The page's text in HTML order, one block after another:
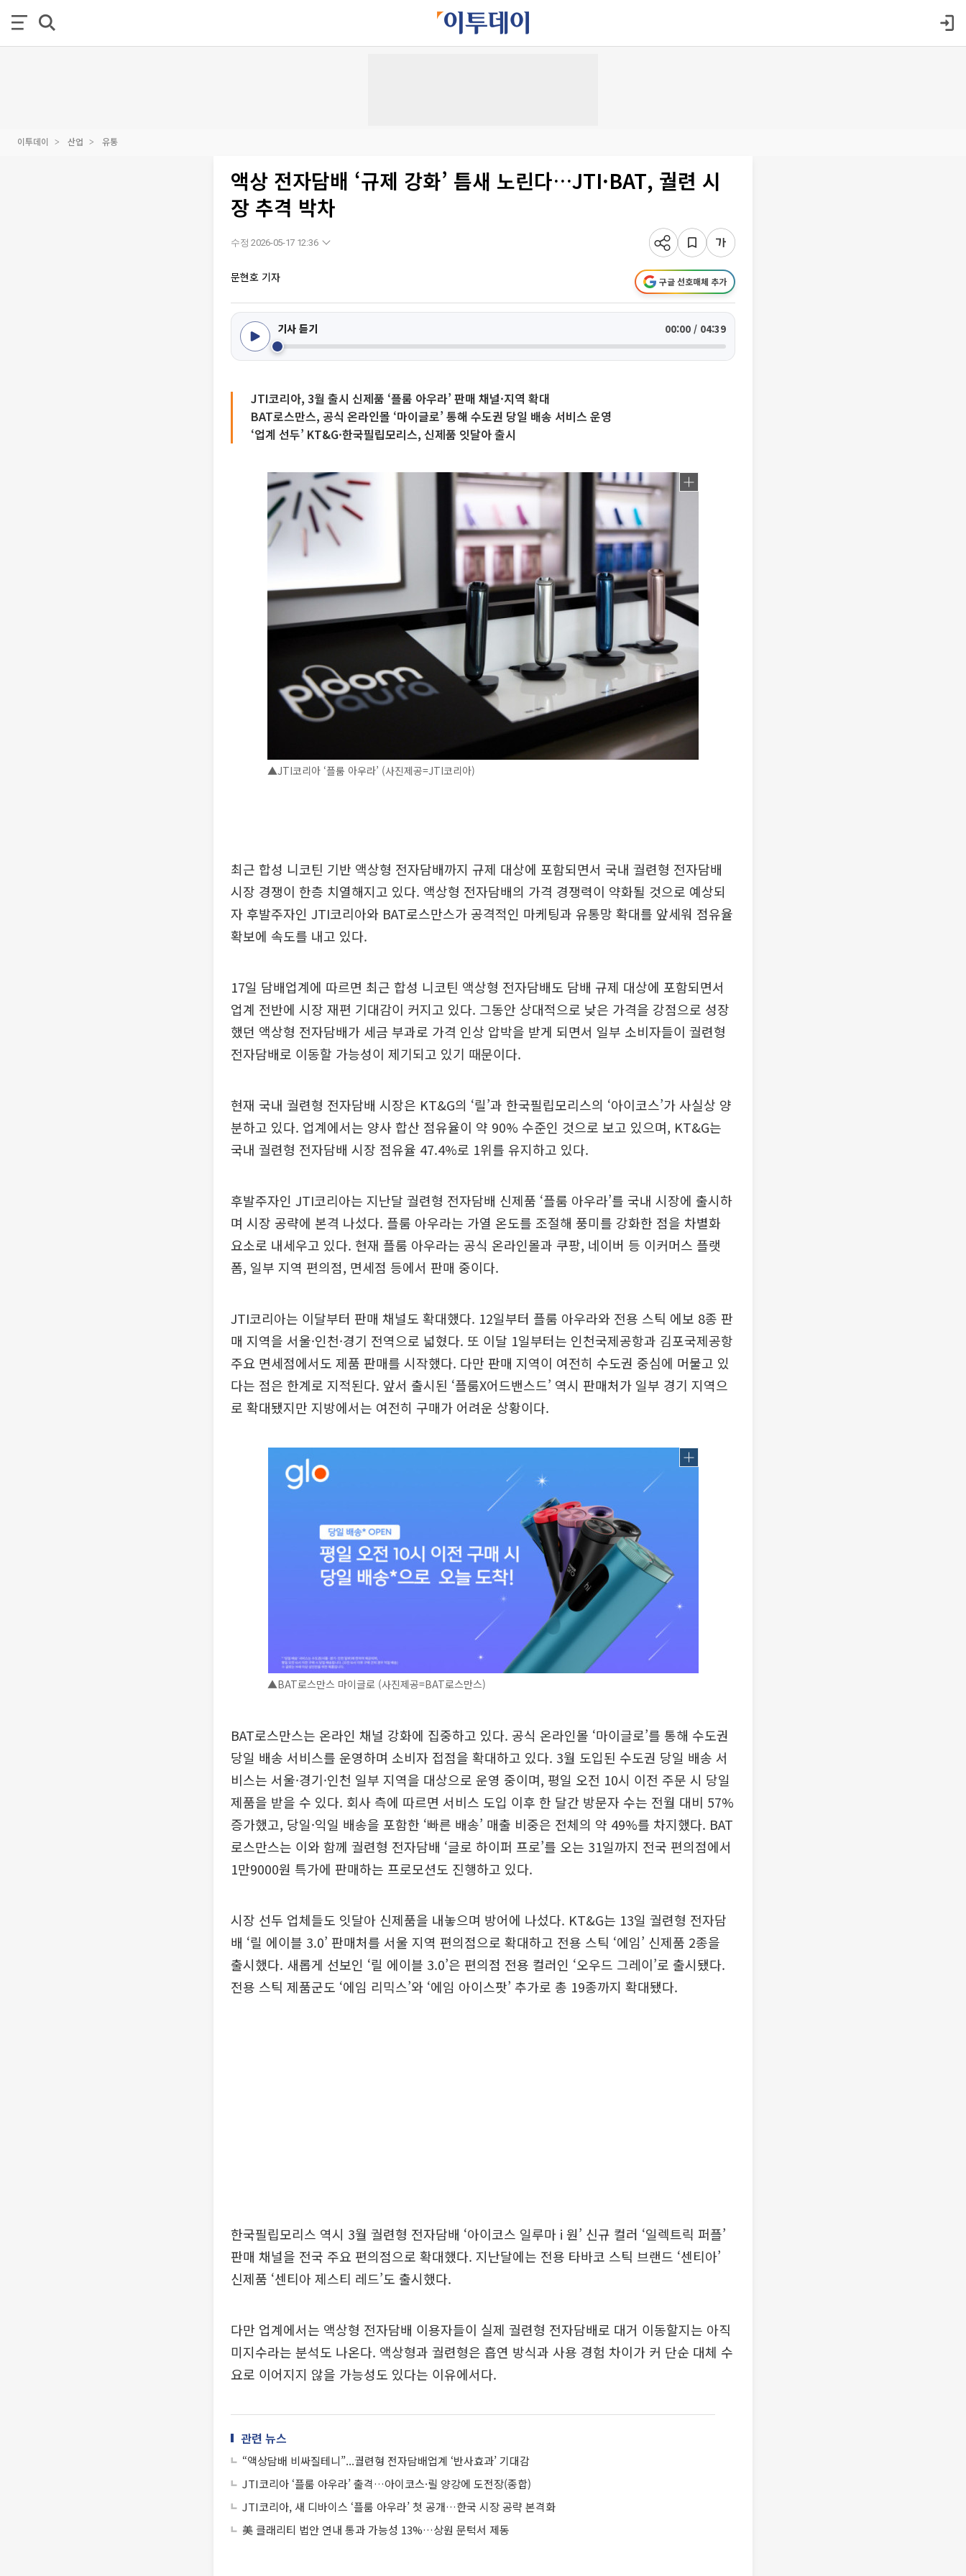
이투데이 산업 유통
액상 전자담배 ‘규제 강화’ 틈새 노린다…JTI·BAT, 궐련 시
장 추격 박차
수정 2026-05-17 12:36
문현호 기자 구글 선호매체 추가
기사 듣기 00:00 / 04:39
JTI코리아, 3월 출시 신제품 ‘플룸 아우라’ 판매 채널·지역 확대
BAT로스만스, 공식 온라인몰 ‘마이글로’ 통해 수도권 당일 배송 서비스 운영
‘업계 선두’ KT&G·한국필립모리스, 신제품 잇달아 출시
▲JTI코리아 ‘플룸 아우라’ (사진제공=JTI코리아)
최근 합성 니코틴 기반 액상형 전자담배까지 규제 대상에 포함되면서 국내 궐련형 전자담배
시장 경쟁이 한층 치열해지고 있다. 액상형 전자담배의 가격 경쟁력이 약화될 것으로 예상되
자 후발주자인 JTI코리아와 BAT로스만스가 공격적인 마케팅과 유통망 확대를 앞세워 점유율
확보에 속도를 내고 있다.
17일 담배업계에 따르면 최근 합성 니코틴 액상형 전자담배도 담배 규제 대상에 포함되면서
업계 전반에 시장 재편 기대감이 커지고 있다. 그동안 상대적으로 낮은 가격을 강점으로 성장
했던 액상형 전자담배가 세금 부과로 가격 인상 압박을 받게 되면서 일부 소비자들이 궐련형
전자담배로 이동할 가능성이 제기되고 있기 때문이다.
현재 국내 궐련형 전자담배 시장은 KT&G의 ‘릴’과 한국필립모리스의 ‘아이코스’가 사실상 양
분하고 있다. 업계에서는 양사 합산 점유율이 약 90% 수준인 것으로 보고 있으며, KT&G는
국내 궐련형 전자담배 시장 점유율 47.4%로 1위를 유지하고 있다.
후발주자인 JTI코리아는 지난달 궐련형 전자담배 신제품 ‘플룸 아우라’를 국내 시장에 출시하
며 시장 공략에 본격 나섰다. 플룸 아우라는 가열 온도를 조절해 풍미를 강화한 점을 차별화
요소로 내세우고 있다. 현재 플룸 아우라는 공식 온라인몰과 쿠팡, 네이버 등 이커머스 플랫
폼, 일부 지역 편의점, 면세점 등에서 판매 중이다.
JTI코리아는 이달부터 판매 채널도 확대했다. 12일부터 플룸 아우라와 전용 스틱 에보 8종 판
매 지역을 서울·인천·경기 전역으로 넓혔다. 또 이달 1일부터는 인천국제공항과 김포국제공항
주요 면세점에서도 제품 판매를 시작했다. 다만 판매 지역이 여전히 수도권 중심에 머물고 있
다는 점은 한계로 지적된다. 앞서 출시된 ‘플룸X어드밴스드’ 역시 판매처가 일부 경기 지역으
로 확대됐지만 지방에서는 여전히 구매가 어려운 상황이다.
▲BAT로스만스 마이글로 (사진제공=BAT로스만스)
BAT로스만스는 온라인 채널 강화에 집중하고 있다. 공식 온라인몰 ‘마이글로’를 통해 수도권
당일 배송 서비스를 운영하며 소비자 접점을 확대하고 있다. 3월 도입된 수도권 당일 배송 서
비스는 서울·경기·인천 일부 지역을 대상으로 운영 중이며, 평일 오전 10시 이전 주문 시 당일
제품을 받을 수 있다. 회사 측에 따르면 서비스 도입 이후 한 달간 방문자 수는 전월 대비 57%
증가했고, 당일·익일 배송을 포함한 ‘빠른 배송’ 매출 비중은 전체의 약 49%를 차지했다. BAT
로스만스는 이와 함께 궐련형 전자담배 ‘글로 하이퍼 프로’를 오는 31일까지 전국 편의점에서
1만9000원 특가에 판매하는 프로모션도 진행하고 있다.
시장 선두 업체들도 잇달아 신제품을 내놓으며 방어에 나섰다. KT&G는 13일 궐련형 전자담
배 ‘릴 에이블 3.0’ 판매처를 서울 지역 편의점으로 확대하고 전용 스틱 ‘에임’ 신제품 2종을
출시했다. 새롭게 선보인 ‘릴 에이블 3.0’은 편의점 전용 컬러인 ‘오우드 그레이’로 출시됐다.
전용 스틱 제품군도 ‘에임 리믹스’와 ‘에임 아이스팟’ 추가로 총 19종까지 확대됐다.
한국필립모리스 역시 3월 궐련형 전자담배 ‘아이코스 일루마 i 원’ 신규 컬러 ‘일렉트릭 퍼플’
판매 채널을 전국 주요 편의점으로 확대했다. 지난달에는 전용 타바코 스틱 브랜드 ‘센티아’
신제품 ‘센티아 제스티 레드’도 출시했다.
다만 업계에서는 액상형 전자담배 이용자들이 실제 궐련형 전자담배로 대거 이동할지는 아직
미지수라는 분석도 나온다. 액상형과 궐련형은 흡연 방식과 사용 경험 차이가 커 단순 대체 수
요로 이어지지 않을 가능성도 있다는 이유에서다.
관련 뉴스
“액상담배 비싸질테니”...궐련형 전자담배업계 ‘반사효과’ 기대감
JTI코리아 ‘플룸 아우라’ 출격…아이코스·릴 양강에 도전장(종합)
JTI코리아, 새 디바이스 ‘플룸 아우라’ 첫 공개…한국 시장 공략 본격화
美 클래리티 법안 연내 통과 가능성 13%…상원 문턱서 제동